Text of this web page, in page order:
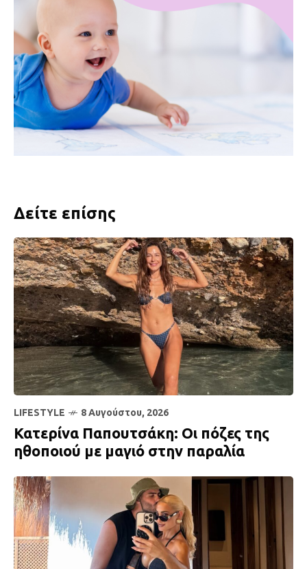
Δείτε επίσης
LIFESTYLE 8 Αυγούστου, 2026
Κατερίνα Παπουτσάκη: Οι πόζες της
ηθοποιού με μαγιό στην παραλία